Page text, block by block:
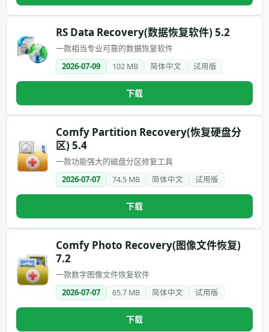
RS Data Recovery(数据恢复软件) 5.2
一款相当专业可靠的数据恢复软件
2026-07-09
102 MB 简体中文 试用版
下载
Comfy Partition Recovery(恢复硬盘分
区) 5.4
一款功能强大的磁盘分区修复工具
2026-07-07
74.5 MB 简体中文 试用版
下载
Comfy Photo Recovery(图像文件恢复)
7.2
一款数字图像文件恢复软件
2026-07-07
65.7 MB 简体中文 试用版
下载